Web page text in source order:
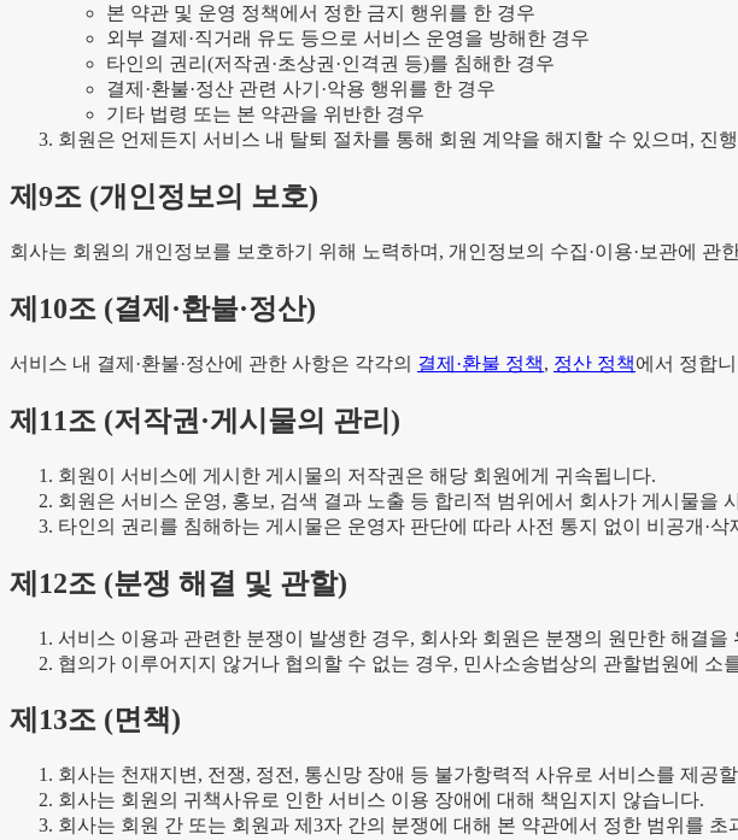
본 약관 및 운영 정책에서 정한 금지 행위를 한 경우
외부 결제·직거래 유도 등으로 서비스 운영을 방해한 경우
타인의 권리(저작권·초상권·인격권 등)를 침해한 경우
결제·환불·정산 관련 사기·악용 행위를 한 경우
기타 법령 또는 본 약관을 위반한 경우
회원은 언제든지 서비스 내 탈퇴 절차를 통해 회원 계약을 해지할 수 있으며, 진
제 9조 (개인정보의 보호)
회사는 회원의 개인정보를 보호하기 위해 노력하며, 개인정보의 수집·이용·보관에 관
제 10조 (결제·환불·정산)
서비스 내 결제·환불·정산에 관한 사항은 각각의 결제·환불 정책, 정산 정책에서 정합
제 11조 (저작권·게시물의 관리 )
회원이 서비스에 게시한 게시물의 저작권은 해당 회원에게 귀속됩니다.
회원은 서비스 운영, 홍보, 검색 결과 노출 등 합리적 범위에서 회사가 게시물을
타인의 권리를 침해하는 게시물은 운영자 판단에 따라 사전 통지 없이 비공개·삭
제 12조 (분쟁 해결 및 관할)
서비스 이용과 관련한 분쟁이 발생한 경우, 회사와 회원은 분쟁의 원만한 해결을
협의가 이루어지지 않거나 협의할 수 없는 경우, 민사소송법상의 관할법원에
제 13조 (면책)
회사는 천재지변, 전쟁, 정전, 통신망 장애 등 불가항력적 사유로 서비스를 제공
회사는 회원의 귀책사유로 인한 서비스 이용 장애에 대해 책임지지 않습니다.
회사는 회원 간 또는 회원과 제3자 간의 분쟁에 대해 본 약관에서 정한 범위를 초